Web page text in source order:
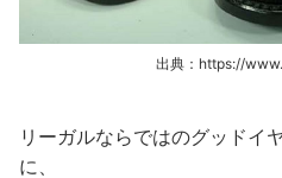
出典：https://
リーガルならではのグッドイ
に、